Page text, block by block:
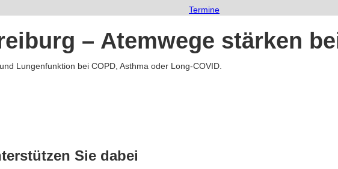
Termine
– Atemwege stärken
Lungenfunktion bei COPD, Asthma oder Long-COVID.
Sie dabei